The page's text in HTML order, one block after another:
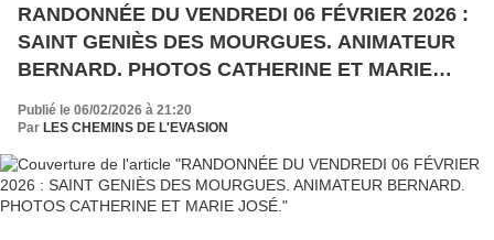
RANDONNÉE DU VENDREDI 06 FÉVRIER 2026 :
SAINT GENIÈS DES MOURGUES. ANIMATEUR
BERNARD. PHOTOS CATHERINE ET MARIE
Publié le 06/02/2026 à 21:20
Par LES CHEMINS DE L'EVASION